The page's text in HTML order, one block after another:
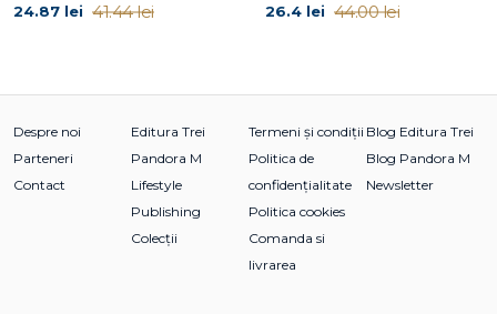
24.87 lei 41.44 lei 26.4 lei 44.00 lei
Despre noi
Parteneri
Contact
Editura Trei
Pandora M
Lifestyle
Publishing
Colecții
Termeni și condiții
Politica de
confidențialitate
Politica cookies
Comanda si
livrarea
Blog Editura Trei
Blog Pandora M
Newsletter